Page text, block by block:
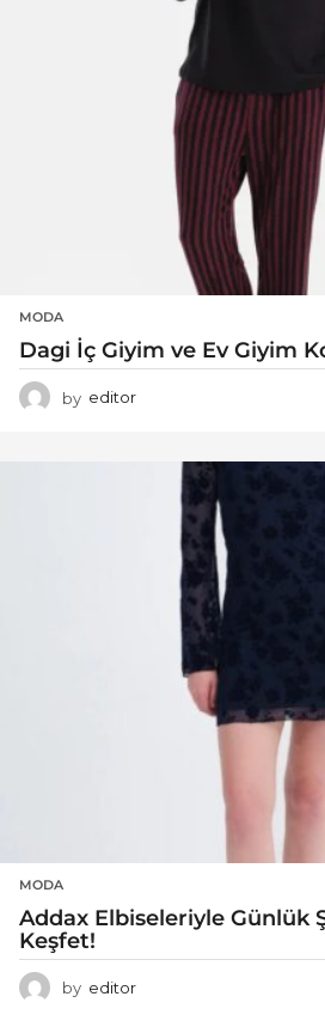
MODA
Dagi İç Giyim ve Ev Giyim
by editor
MODA
Addax Elbiseleriyle Günlük
Keşfet!
by editor